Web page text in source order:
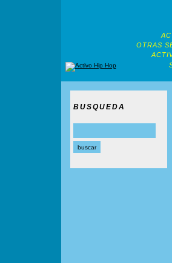
OTRAS
BUSQUEDA